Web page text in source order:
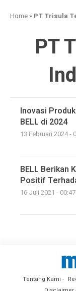
Home » PT Trisula
PT
Inovasi
BELL di 2024
13 Februari 2024 -
BELL Berikan
Positif
16 Juli 2021 - 00:47
Tentang Kami